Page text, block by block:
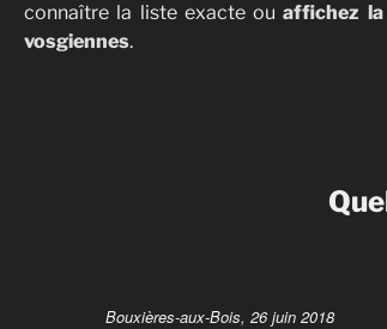
connaître la liste exacte ouaffichez la
vosgiennes.
Bouxières-aux-Bois, 26 juin 2018